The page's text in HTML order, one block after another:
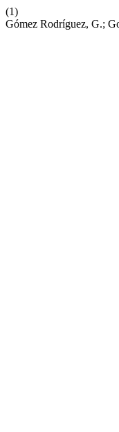
(1)
Gómez Rodríguez, G.;